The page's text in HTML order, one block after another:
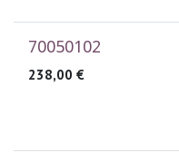
70050102
238,00 €